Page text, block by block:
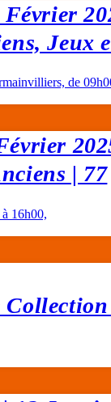
Jeux
de
| 77
16h00,